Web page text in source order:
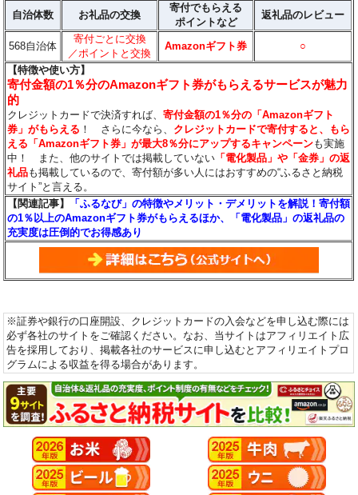
自治体数 お礼品の交換
寄付でもらえる
ポイントなど
返礼品のレビュー
568自治体
寄付ごとに交換
／ポイントと交換
Amazonギフト券
○
【特徴や使い方】
寄付金額の1％分のAmazonギフト券がもらえるサービスが魅力
的
クレジットカードで決済すれば、寄付金額の1％分の「Amazonギフト
券」がもらえる ！ さらに今なら、 クレジットカードで寄付すると、もら
える「Amazonギフト券」が最大8％分にアップするキャンペーンも実施
中！ また、他のサイトでは掲載していない 「電化製品」や「金券」の返
礼品も掲載しているので、寄付額が多い人にはおすすめの“ふるさと納税
サイト”と言える。
【関連記事】
「ふるなび」の特徴やメリット・デメリットを解説！寄付額
の1％以上のAmazonギフト券がもらえるほか、「電化製品」の返礼品の
充実度は圧倒的でお得感あり
※証券や銀行の口座開設、クレジットカードの入会などを申し込む際には
必ず各社のサイトをご確認ください。なお、当サイトはアフィリエイト広
告を採用しており、掲載各社のサービスに申し込むとアフィリエイトプロ
グラムによる収益を得る場合があります。